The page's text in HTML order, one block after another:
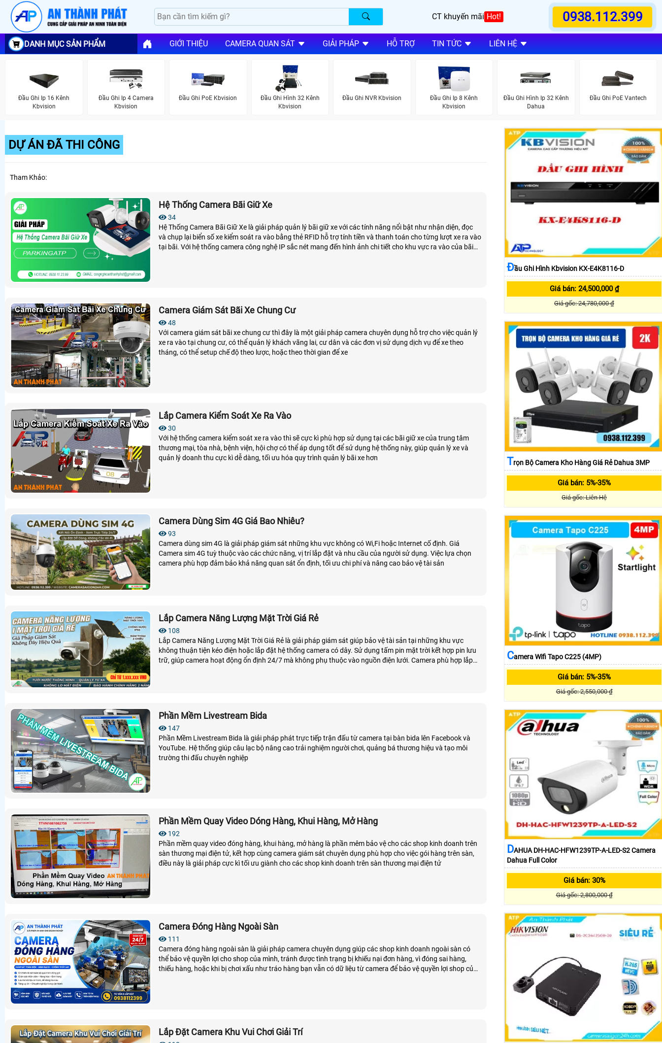
CT khuyến mãi Hot! 0938.112.399
DANH MỤC SẢN PHẨM GIỚI THIỆU CAMERA QUAN SÁT GIẢI PHÁP HỖ TRỢ TIN TỨC LIÊN HỆ
Đầu Ghi Ip 16 Kênh
Kbvision
Đầu Ghi Ip 4 Camera
Kbvision
Đầu Ghi PoE Kbvision
Đầu Ghi Hình 32 Kênh
Kbvision
Đầu Ghi NVR Kbvision
Đầu Ghi Ip 8 Kênh
Kbvision
Đầu Ghi Hình Ip 32 Kênh
Dahua
Đầu Ghi PoE Vantech
DỰ ÁN ĐÃ THI CÔNG
Tham Khảo:
Hệ Thống Camera Bãi Giữ Xe
34
Hệ Thống Camera Bãi Giữ Xe là giải pháp quản lý bãi giữ xe với các tính năng nổi bật như nhận diện, đọc
và chụp lại biển số xe kiểm soát ra vào bằng thẻ RFID hỗ trợ tính tiền và thanh toán cho từng lượt xe ra vào
tại bãi. Với hệ thống camera công nghệ IP sắc nét mang đến hình ảnh chi tiết cho khu vực ra vào của bãi
Camera Giám Sát Bãi Xe Chung Cư
48
Với camera giám sát bãi xe chung cư thì đây là một giải pháp camera chuyên dụng hỗ trợ cho việc quản lý
xe ra vào tại chung cư, có thể quản lý khách vãng lai, cư dân và các đơn vị sử dụng dịch vụ để xe theo
tháng, có thể setup chế độ theo lược, hoặc theo thời gian để xe
Lắp Camera Kiểm Soát Xe Ra Vào
30
Với hệ thống camera kiểm soát xe ra vào thì sẽ cực kì phù hợp sử dụng tại các bãi giữ xe của trung tâm
thương mại, tòa nhà, bệnh viện, hội chợ có thể áp dụng tốt để sử dụng hệ thống này, giúp quản lý xe và
quản lý doanh thu cực kì dễ dàng, tối ưu hóa quy trình quản lý bãi xe hơn
Camera Dùng Sim 4G Giá Bao Nhiêu?
93
Camera dùng sim 4G là giải pháp giám sát những khu vực không có Wi,Fi hoặc Internet cố định. Giá
Camera sim 4G tuỳ thuộc vào các chức năng, vị trí lắp đặt và nhu cầu của người sử dụng. Việc lựa chọn
camera phù hợp đảm bảo khả năng quan sát ổn định, tối ưu chi phí và nâng cao bảo vệ tài sản
Lắp Camera Năng Lượng Mặt Trời Giá Rẻ
108
Lắp Camera Năng Lượng Mặt Trời Giá Rẻ là giải pháp giám sát giúp bảo vệ tài sản tại những khu vực
không thuận tiện kéo điện hoặc lắp đặt hệ thống camera có dây. Sử dụng tấm pin mặt trời kết hợp pin lưu
trữ, giúp camera hoạt động ổn định 24/7 mà không phụ thuộc vào nguồn điện lưới. Camera phù hợp lắp
Phần Mềm Livestream Bida
147
Phần Mềm Livestream Bida là giải pháp phát trực tiếp trận đấu từ camera tại bàn bida lên Facebook và
YouTube. Hệ thống giúp câu lạc bộ nâng cao trải nghiệm người chơi, quảng bá thương hiệu và tạo môi
trường thi đấu chuyên nghiệp
Phần Mềm Quay Video Dóng Hàng, Khui Hàng, Mở Hàng
192
Phần mềm quay video đóng hàng, khui hàng, mở hàng là phần mêm bảo vệ cho các shop kinh doanh trên
sàn thương mại điện tử, kết hợp cùng camera giám sát chuyên dụng phù hợp cho việc gói hàng trên sàn,
điều này là giải pháp cực kì tối ưu giành cho các shop kinh doanh trên sàn thương mại điện tử
Camera Đóng Hàng Ngoài Sàn
111
Camera đóng hàng ngoài sàn là giải pháp camera chuyên dụng giúp các shop kinh doanh ngoài sàn có
thể bảo vệ quyền lợi cho shop của mình, tránh được tình trạng bị khiếu nại đơn hàng, vì đóng sai hàng,
thiếu hàng, hoặc khi bị chơi xấu như tráo hàng bạn vẫn có dữ liệu từ camera để bảo vệ quyền lợi shop của
Lắp Đặt Camera Khu Vui Chơi Giải Trí
ĐẦu Ghi Hình Kbvision KX-E4K8116-D
Giá bán: 24,500,000 ₫
Giá gốc: 24,780,000 ₫
TRọn Bộ Camera Kho Hàng Giá Rẻ Dahua 3MP
Giá bán: 5%-35%
Giá gốc: Liên Hệ
CAmera Wifi Tapo C225 (4MP)
Giá bán: 5%-35%
Giá gốc: 2,550,000 ₫
DAHUA DH-HAC-HFW1239TP-A-LED-S2 Camera
Dahua Full Color
Giá bán: 30%
Giá gốc: 2,800,000 ₫